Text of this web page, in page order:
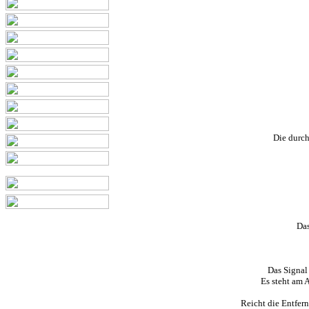
Die
Das
Es steht am
Reicht die